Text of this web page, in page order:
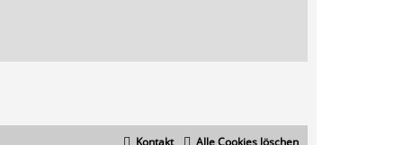
Alle Cookies löschen
Kontakt